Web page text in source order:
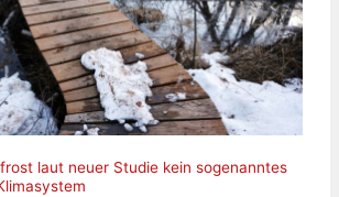
laut neuer Studie kein sogenanntes